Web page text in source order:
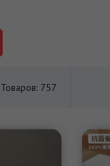
Товаров: 757